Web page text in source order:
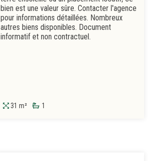
bien est une valeur sûre. Contacter l'agence
pour informations détaillées. Nombreux
autres biens disponibles. Document
informatif et non contractuel.
31 m² 1